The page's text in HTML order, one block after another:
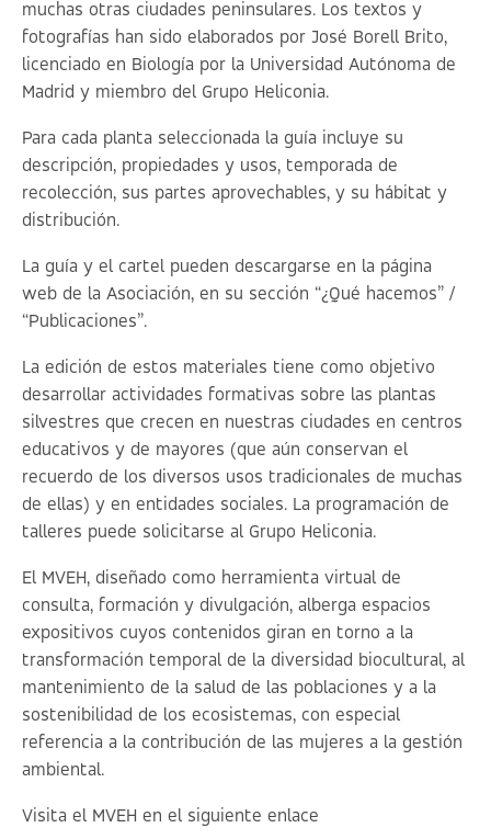
muchas otras ciudades peninsulares. Los textos y
fotografías han sido elaborados por José Borell Brito,
licenciado en Biología por la Universidad Autónoma de
Madrid y miembro del Grupo Heliconia.
Para cada planta seleccionada la guía incluye su
descripción, propiedades y usos, temporada de
recolección, sus partes aprovechables, y su hábitat y
distribución.
La guía y el cartel pueden descargarse en la página
web de la Asociación, en su sección “¿Qué hacemos” /
“Publicaciones”.
La edición de estos materiales tiene como objetivo
desarrollar actividades formativas sobre las plantas
silvestres que crecen en nuestras ciudades en centros
educativos y de mayores (que aún conservan el
recuerdo de los diversos usos tradicionales de muchas
de ellas) y en entidades sociales. La programación de
talleres puede solicitarse al Grupo Heliconia.
El MVEH, diseñado como herramienta virtual de
consulta, formación y divulgación, alberga espacios
expositivos cuyos contenidos giran en torno a la
transformación temporal de la diversidad biocultural, al
mantenimiento de la salud de las poblaciones y a la
sostenibilidad de los ecosistemas, con especial
referencia a la contribución de las mujeres a la gestión
ambiental.
Visita el MVEH en el siguiente enlace